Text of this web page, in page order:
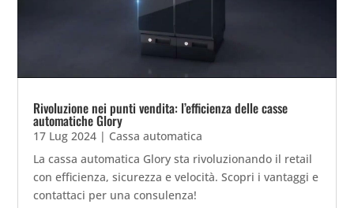
Rivoluzione nei punti vendita: l’efficienza delle casse
automatiche Glory
17 Lug 2024 | Cassa automatica
La cassa automatica Glory sta rivoluzionando il retail
con efficienza, sicurezza e velocità. Scopri i vantaggi e
contattaci per una consulenza!